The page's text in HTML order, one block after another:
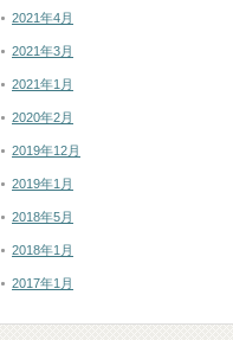
2021年4月
2021年3月
2021年1月
2020年2月
2019年12月
2019年1月
2018年5月
2018年1月
2017年1月